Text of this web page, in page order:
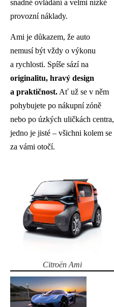
snadné ovládání a velmi nízké
provozní náklady.
Ami je důkazem, že auto
nemusí být vždy o výkonu
a rychlosti. Spíše sází na
originalitu, hravý design
a praktičnost. Ať už se v něm
pohybujete po nákupní zóně
nebo po úzkých uličkách centra,
jedno je jisté – všichni kolem se
za vámi otočí.
Citroën Ami